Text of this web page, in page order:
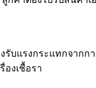
บแรงกระแทกจากก
งเชื้อรา